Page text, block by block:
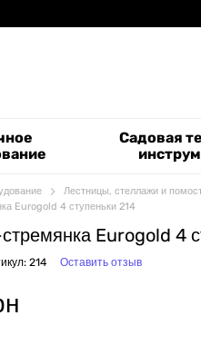
Садовая
Лестницы, стеллажи и
Eurogold 4 ступеньки 214
Eurogold 4
214 Оставить отзыв